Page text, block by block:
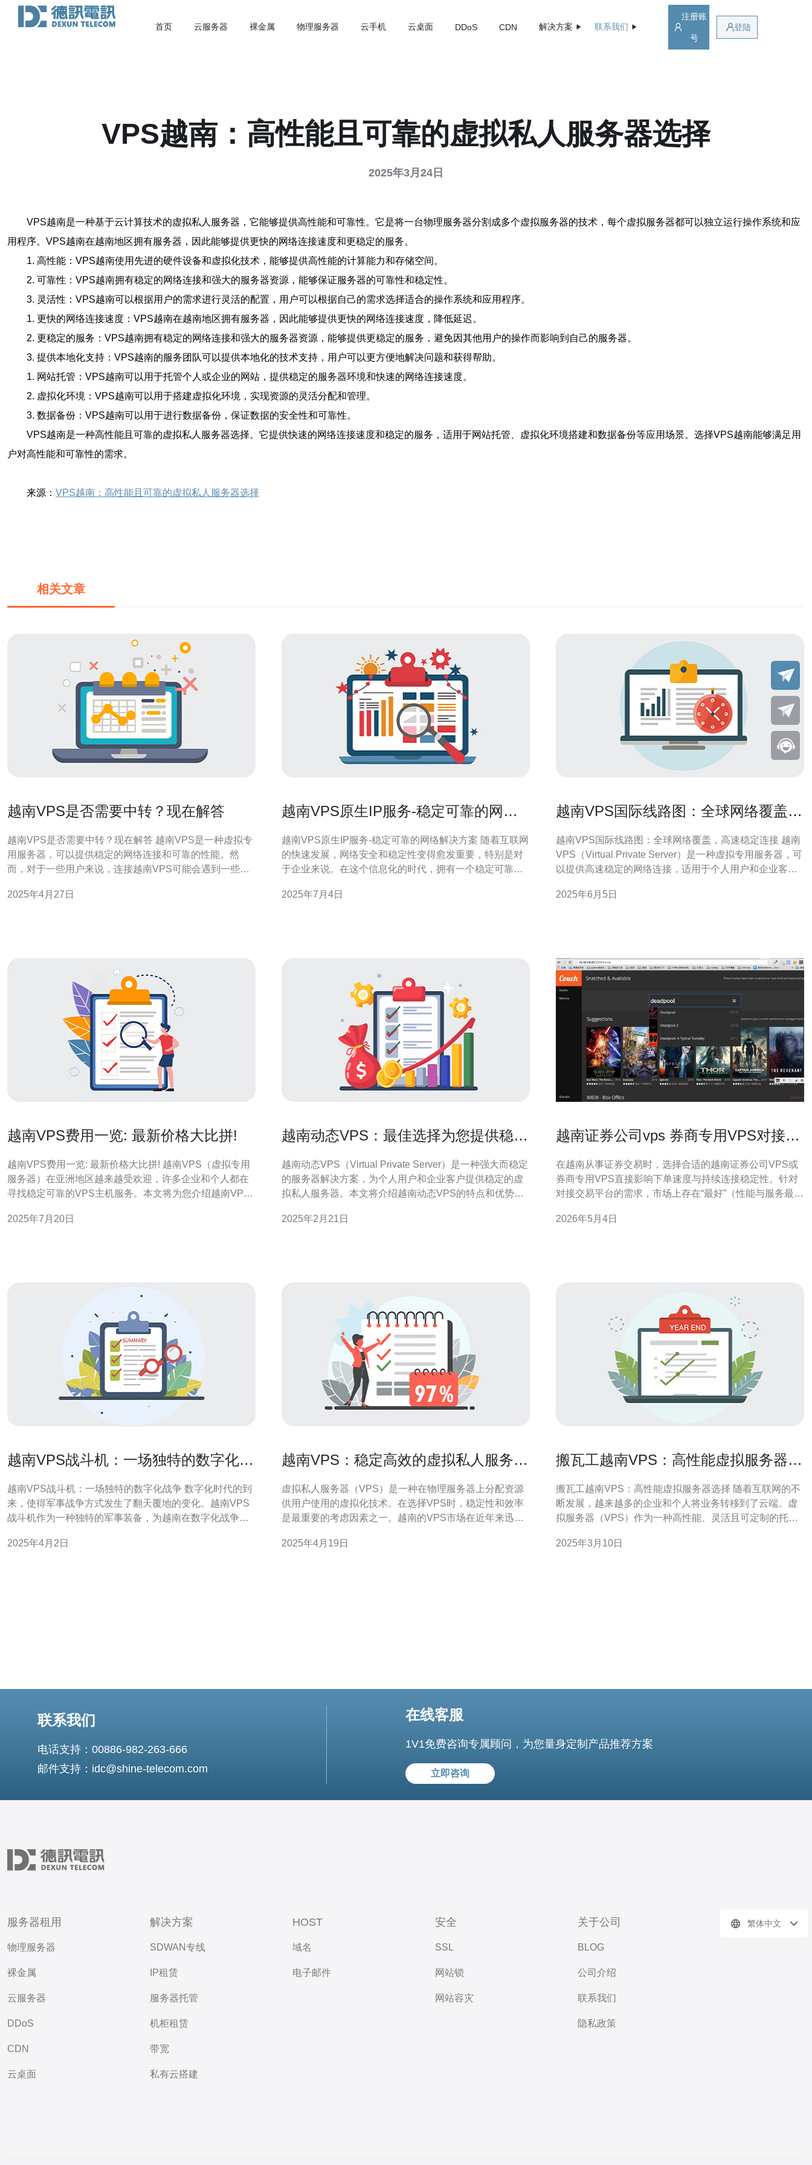
首页 云服务器 裸金属 物理服务器 云手机 云桌面 DDoS CDN 解决方案 联系我们
注册账
号
登陆
VPS越南：高性能且可靠的虚拟私人服务器选择
2025年3月24日
VPS越南是一种基于云计算技术的虚拟私人服务器，它能够提供高性能和可靠性。它是将一台物理服务器分割成多个虚拟服务器的技术，每个虚拟服务器都可以独立运行操作系统和应
用程序。VPS越南在越南地区拥有服务器，因此能够提供更快的网络连接速度和更稳定的服务。
1. 高性能：VPS越南使用先进的硬件设备和虚拟化技术，能够提供高性能的计算能力和存储空间。
2. 可靠性：VPS越南拥有稳定的网络连接和强大的服务器资源，能够保证服务器的可靠性和稳定性。
3. 灵活性：VPS越南可以根据用户的需求进行灵活的配置，用户可以根据自己的需求选择适合的操作系统和应用程序。
1. 更快的网络连接速度：VPS越南在越南地区拥有服务器，因此能够提供更快的网络连接速度，降低延迟。
2. 更稳定的服务：VPS越南拥有稳定的网络连接和强大的服务器资源，能够提供更稳定的服务，避免因其他用户的操作而影响到自己的服务器。
3. 提供本地化支持：VPS越南的服务团队可以提供本地化的技术支持，用户可以更方便地解决问题和获得帮助。
1. 网站托管：VPS越南可以用于托管个人或企业的网站，提供稳定的服务器环境和快速的网络连接速度。
2. 虚拟化环境：VPS越南可以用于搭建虚拟化环境，实现资源的灵活分配和管理。
3. 数据备份：VPS越南可以用于进行数据备份，保证数据的安全性和可靠性。
VPS越南是一种高性能且可靠的虚拟私人服务器选择。它提供快速的网络连接速度和稳定的服务，适用于网站托管、虚拟化环境搭建和数据备份等应用场景。选择VPS越南能够满足用
户对高性能和可靠性的需求。
来源： VPS越南：高性能且可靠的虚拟私人服务器选择
相关文章
越南VPS是否需要中转？现在解答
越南VPS是否需要中转？现在解答 越南VPS是一种虚拟专
用服务器，可以提供稳定的网络连接和可靠的性能。然
而，对于一些用户来说，连接越南VPS可能会遇到一些问
使用中转服务器来改善连接质量。 中转服务器是一种位于
2025年4月27日
越南VPS原生IP服务-稳定可靠的网络
越南VPS原生IP服务-稳定可靠的网络解决方案 随着互联网
的快速发展，网络安全和稳定性变得愈发重要，特别是对
于企业来说。在这个信息化的时代，拥有一个稳定可靠的
个值得考虑的选择。 VPS原生IP服务是一种虚拟专用服务
2025年7月4日
越南VPS国际线路图：全球网络覆盖，
越南VPS国际线路图：全球网络覆盖，高速稳定连接 越南
VPS（Virtual Private Server）是一种虚拟专用服务器，可
以提供高速稳定的网络连接，适用于个人用户和企业客
都能享受到高质量的网络服务。 越南VPS提供的国际线路
2025年6月5日
越南VPS费用一览: 最新价格大比拼!
越南VPS费用一览: 最新价格大比拼! 越南VPS（虚拟专用
服务器）在亚洲地区越来越受欢迎，许多企业和个人都在
寻找稳定可靠的VPS主机服务。本文将为您介绍越南VPS
2025年7月20日
越南动态VPS：最佳选择为您提供稳定
越南动态VPS（Virtual Private Server）是一种强大而稳定
的服务器解决方案，为个人用户和企业客户提供稳定的虚
拟私人服务器。本文将介绍越南动态VPS的特点和优势，
云计算技术的虚拟服务器，它提供了与独立服务器相似的
2025年2月21日
越南证券公司vps 券商专用VPS对接交
在越南从事证券交易时，选择合适的越南证券公司VPS或
券商专用VPS直接影响下单速度与持续连接稳定性。针对
对接交易平台的需求，市场上存在“最好”（性能与服务最
三类方案。本文围绕服务器网络参数、节点布局、带宽保
2026年5月4日
越南VPS战斗机：一场独特的数字化战
越南VPS战斗机：一场独特的数字化战争 数字化时代的到
来，使得军事战争方式发生了翻天覆地的变化。越南VPS
战斗机作为一种独特的军事装备，为越南在数字化战争中
及它在数字化战争中的应用。 越南VPS战斗机是一种基于
2025年4月2日
越南VPS：稳定高效的虚拟私人服务器
虚拟私人服务器（VPS）是一种在物理服务器上分配资源
供用户使用的虚拟化技术。在选择VPS时，稳定性和效率
是最重要的考虑因素之一。越南的VPS市场在近年来迅速
寻找提供商时首要考虑的因素之一。稳定性取决于供应商
2025年4月19日
搬瓦工越南VPS：高性能虚拟服务器选
搬瓦工越南VPS：高性能虚拟服务器选择 随着互联网的不
断发展，越来越多的企业和个人将业务转移到了云端。虚
拟服务器（VPS）作为一种高性能、灵活且可定制的托管
VPS的特点以及为什么选择它作为高性能虚拟服务器的首
2025年3月10日
联系我们
电话支持：00886-982-263-666
邮件支持：idc@shine-telecom.com
在线客服
1V1免费咨询专属顾问，为您量身定制产品推荐方案
立即咨询
服务器租用
物理服务器
裸金属
云服务器
DDoS
CDN
云桌面
解决方案
SDWAN专线
IP租赁
服务器托管
机柜租赁
带宽
私有云搭建
HOST
域名
电子邮件
安全
SSL
网站锁
网站容灾
关于公司
BLOG
公司介绍
联系我们
隐私政策
繁体中文